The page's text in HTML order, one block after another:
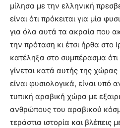
μίλησα με την ελληνική
είναι ότι πρόκειται για μία
για όλα αυτά τα ακραία που
την πρόταση κι έτσι ήρθα στο
κατέληξα στο συμπέρασμα
γίνεται κατά αυτής της χώρας
είναι φυσιολογικά, είναι υπό
τυπική αραβική χώρα με
ανθρώπους του αραβικού
τεράστια ιστορία και βλέπεις